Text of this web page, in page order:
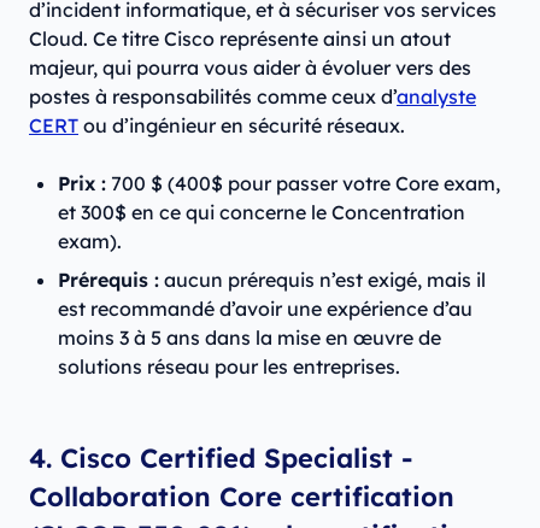
d’incident informatique, et à sécuriser vos services
Cloud. Ce titre Cisco représente ainsi un atout
majeur, qui pourra vous aider à évoluer vers des
postes à responsabilités comme ceux d’analyste
CERT ou d’ingénieur en sécurité réseaux.
Prix : 700 $ (400$ pour passer votre Core exam,
et 300$ en ce qui concerne le Concentration
exam).
Prérequis : aucun prérequis n’est exigé, mais il
est recommandé d’avoir une expérience d’au
moins 3 à 5 ans dans la mise en œuvre de
solutions réseau pour les entreprises.
4. Cisco Certified Specialist -
Collaboration Core certification